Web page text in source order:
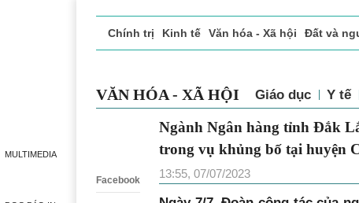
MULTIMEDIA
Chính trị Kinh tế Văn hóa - Xã hội Đất và
VĂN HÓA - XÃ HỘI Giáo dục Y tế
Facebook
Ngành Ngân hàng tỉnh Đắk
trong vụ khủng bố tại huyện
13:55, 07/07/2023